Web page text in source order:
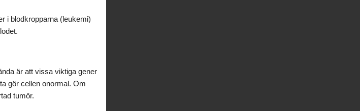
i blodkropparna (leukemi)
är att vissa viktiga gener
gör cellen onormal. Om
tumör.